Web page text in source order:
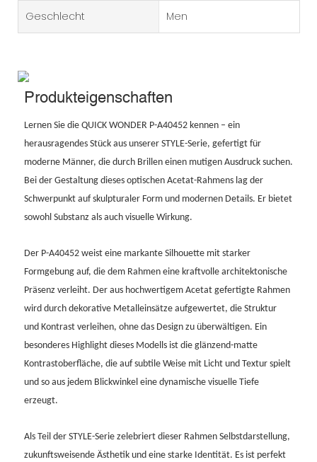
Geschlecht Men
Produkteigenschaften
Lernen Sie die QUICK WONDER P-A40452 kennen – ein
herausragendes Stück aus unserer STYLE-Serie, gefertigt für
moderne Männer, die durch Brillen einen mutigen Ausdruck suchen.
Bei der Gestaltung dieses optischen Acetat-Rahmens lag der
Schwerpunkt auf skulpturaler Form und modernen Details. Er bietet
sowohl Substanz als auch visuelle Wirkung.
Der P-A40452 weist eine markante Silhouette mit starker
Formgebung auf, die dem Rahmen eine kraftvolle architektonische
Präsenz verleiht. Der aus hochwertigem Acetat gefertigte Rahmen
wird durch dekorative Metalleinsätze aufgewertet, die Struktur
und Kontrast verleihen, ohne das Design zu überwältigen. Ein
besonderes Highlight dieses Modells ist die glänzend-matte
Kontrastoberfläche, die auf subtile Weise mit Licht und Textur spielt
und so aus jedem Blickwinkel eine dynamische visuelle Tiefe
erzeugt.
Als Teil der STYLE-Serie zelebriert dieser Rahmen Selbstdarstellung,
zukunftsweisende Ästhetik und eine starke Identität. Es ist perfekt